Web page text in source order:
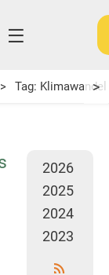
Tag: Klimawandel
>
2026
2025
2024
2023